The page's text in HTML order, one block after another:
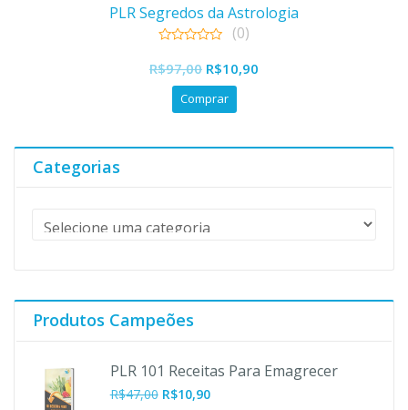
PLR Segredos da Astrologia
out
of
(0)
R$97,00 O
preço
original
R$97,00.
R$10,90
R$10,90.
Comprar
Categorias
Produtos Campeões
PLR 101 Receitas Para Emagrecer
R$47,00 O
R$10,90O